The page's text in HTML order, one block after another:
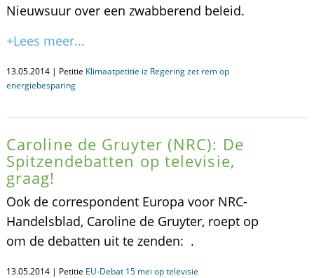
Nieuwsuur over een zwabberend beleid.
+Lees meer...
13.05.2014 | Petitie Klimaatpetitie iz Regering zet rem op
energiebesparing
Caroline de Gruyter (NRC): De
Spitzendebatten op televisie,
graag!
Ook de correspondent Europa voor NRC-
Handelsblad, Caroline de Gruyter, roept op
om de debatten uit te zenden: .
13.05.2014 | Petitie EU-Debat 15 mei op televisie